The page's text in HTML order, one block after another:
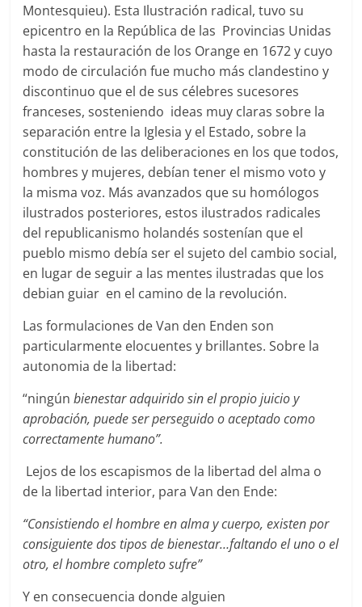
Montesquieu). Esta Ilustración radical, tuvo su
epicentro en la República de las Provincias Unidas
hasta la restauración de los Orange en 1672 y cuyo
modo de circulación fue mucho más clandestino y
discontinuo que el de sus célebres sucesores
franceses, sosteniendo ideas muy claras sobre la
separación entre la Iglesia y el Estado, sobre la
constitución de las deliberaciones en los que todos,
hombres y mujeres, debían tener el mismo voto y
la misma voz. Más avanzados que su homólogos
ilustrados posteriores, estos ilustrados radicales
del republicanismo holandés sostenían que el
pueblo mismo debía ser el sujeto del cambio social,
en lugar de seguir a las mentes ilustradas que los
debian guiar en el camino de la revolución.
Las formulaciones de Van den Enden son
particularmente elocuentes y brillantes. Sobre la
autonomia de la libertad:
“ningún bienestar adquirido sin el propio juicio y
aprobación, puede ser perseguido o aceptado como
correctamente humano”.
Lejos de los escapismos de la libertad del alma o
de la libertad interior, para Van den Ende:
“Consistiendo el hombre en alma y cuerpo, existen por
consiguiente dos tipos de bienestar…faltando el uno o el
otro, el hombre completo sufre”
Y en consecuencia donde alguien